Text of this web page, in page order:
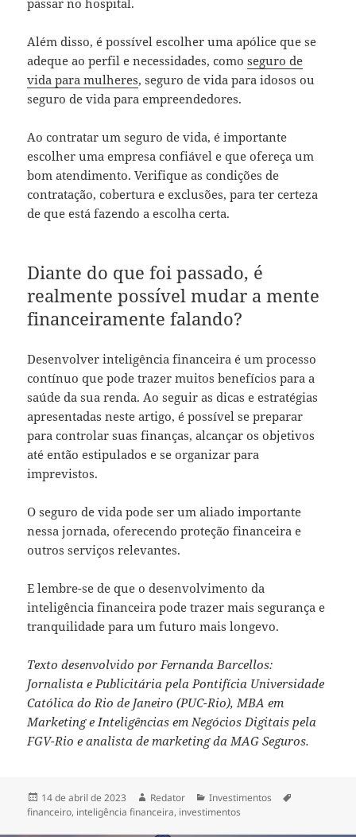
Além disso, é possível escolher uma apólice que se
adeque ao perfil e necessidades, comoseguro de
vida para mulheres, seguro de vida para idosos ou
seguro de vida para empreendedores.
Ao contratar um seguro de vida, é importante
escolher uma empresa confiável e que ofereça um
bom atendimento. Verifique as condições de
contratação, cobertura e exclusões, para ter certeza
de que está fazendo a escolha certa.
Diante do que foi passado, é
realmente possível mudar a mente
financeiramente falando?
Desenvolver inteligência financeira é um processo
contínuo que pode trazer muitos benefícios para a
saúde da sua renda. Ao seguir as dicas e estratégias
apresentadas neste artigo, é possível se preparar
para controlar suas finanças, alcançar os objetivos
até então estipulados e se organizar para
imprevistos.
O seguro de vida pode ser um aliado importante
nessa jornada, oferecendo proteção financeira e
outros serviços relevantes.
E lembre-se de que o desenvolvimento da
inteligência financeira pode trazer mais segurança e
tranquilidade para um futuro mais longevo.
Texto desenvolvido por Fernanda Barcellos:
Jornalista e Publicitária pela Pontifícia Universidade
Católica do Rio de Janeiro (PUC-Rio), MBA em
Marketing e Inteligências em Negócios Digitais pela
FGV-Rio e analista de marketing da MAG Seguros.
Publicado
em
14 de abril de 2023 Autor
Redator Categorias
Investimentos
financeiro, inteligência financeira, investimentos